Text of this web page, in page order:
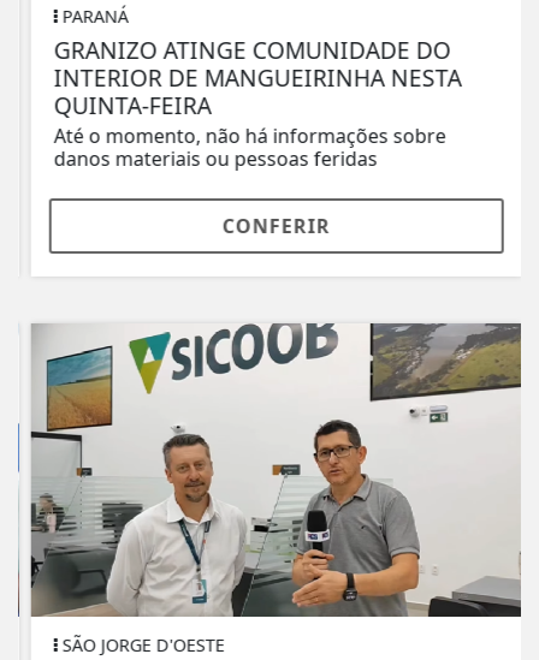
PARANÁ
GRANIZO ATINGE COMUNIDADE DO
INTERIOR DE MANGUEIRINHA NESTA
QUINTA-FEIRA
Até o momento, não há informações sobre
danos materiais ou pessoas feridas
CONFERIR
SÃO JORGE D'OESTE